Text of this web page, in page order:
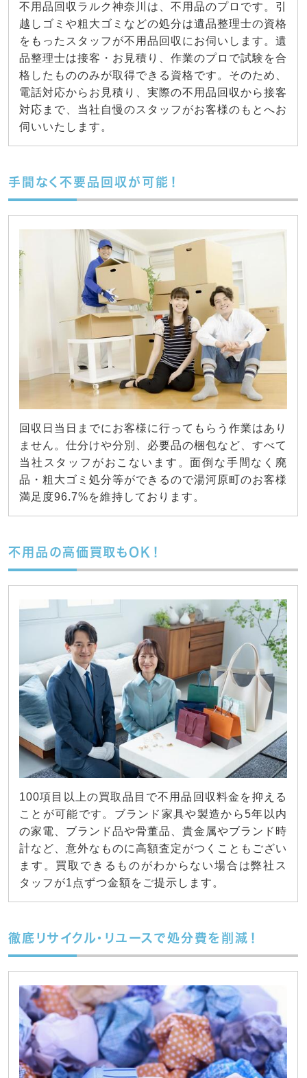
不用品回収ラルク神奈川は、不用品のプロです。引
越しゴミや粗大ゴミなどの処分は遺品整理士の資格
をもったスタッフが不用品回収にお伺いします。遺
品整理士は接客・お見積り、作業のプロで試験を合
格したもののみが取得できる資格です。そのため、
電話対応からお見積り、実際の不用品回収から接客
対応まで、当社自慢のスタッフがお客様のもとへお
伺いいたします。
手間なく不要品回収が可能！
回収日当日までにお客様に行ってもらう作業はあり
ません。仕分けや分別、必要品の梱包など、すべて
当社スタッフがおこないます。面倒な手間なく廃
品・粗大ゴミ処分等ができるので湯河原町のお客様
満足度96.7%を維持しております。
不用品の高価買取もOK！
100項目以上の買取品目で不用品回収料金を抑える
ことが可能です。ブランド家具や製造から5年以内
の家電、ブランド品や骨董品、貴金属やブランド時
計など、意外なものに高額査定がつくこともござい
ます。買取できるものがわからない場合は弊社ス
タッフが1点ずつ金額をご提示します。
徹底リサイクル・リユースで処分費を削減！